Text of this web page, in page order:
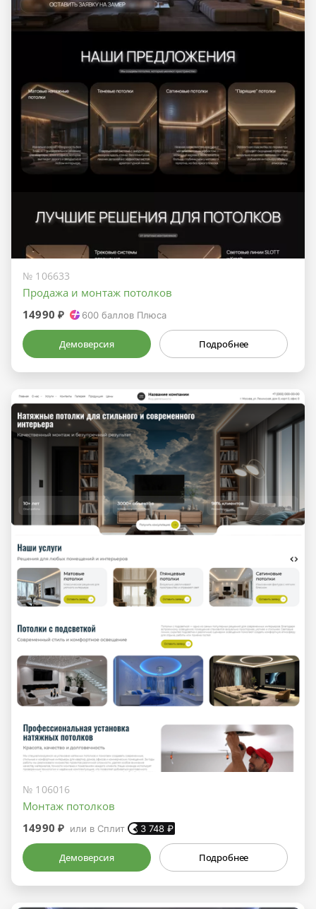
№ 106633
Продажа и монтаж потолков
14990 ₽
600 баллов Плюса
Демоверсия Подробнее
№ 106016
Монтаж потолков
14990 ₽ или в Сплит 3 748 ₽
Демоверсия Подробнее